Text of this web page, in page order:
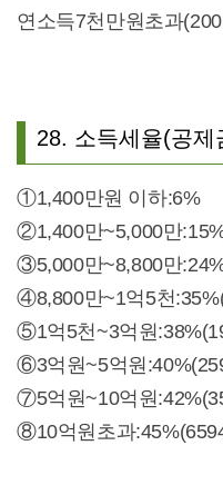
연소득7천만원초과
28. 소득세율(공제
①1,400만원 이하:6%
②1,400만~5,000만
③5,000만~8,800만
④8,800만~1억5천
⑤1억5천~3억원
⑥3억원~5억원
⑦5억원~10억원
⑧10억원초과